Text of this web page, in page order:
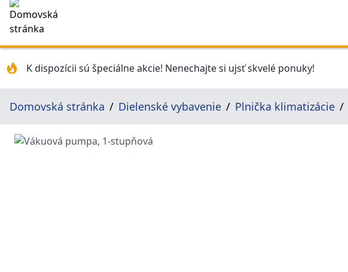
K dispozícii sú špeciálne akcie! Nenechajte si ujsť skvelé ponuky!
Domovská stránka Dielenské vybavenie Plnička klimatizácie